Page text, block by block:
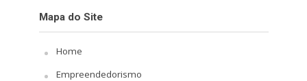
Mapa do Site
Home
Empreendedorismo